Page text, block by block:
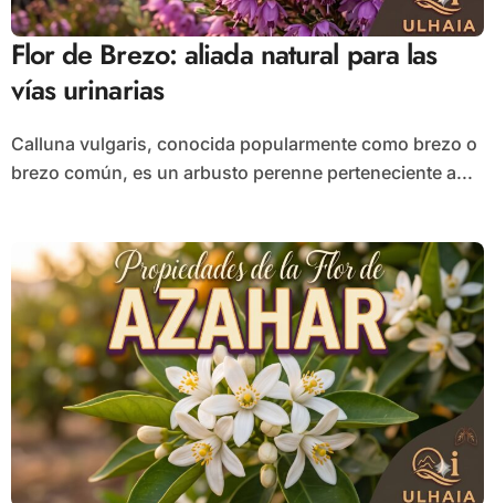
Flor de Brezo: aliada natural para las
vías urinarias
Calluna vulgaris, conocida popularmente como brezo o
brezo común, es un arbusto perenne perteneciente a...